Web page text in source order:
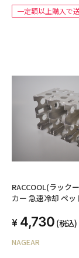
一定額以上購入で
RACCOOL(ラック
カー 急速冷却 ペッ
庫スッキリ 冷蔵庫
4,730 (税込)
NAGEAR